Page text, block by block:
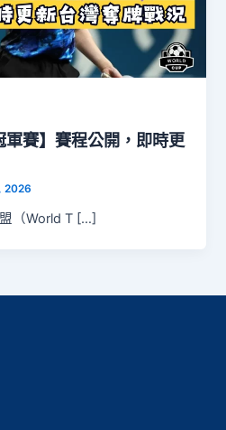
軍賽】賽程公開，即時更
2026
（World T […]